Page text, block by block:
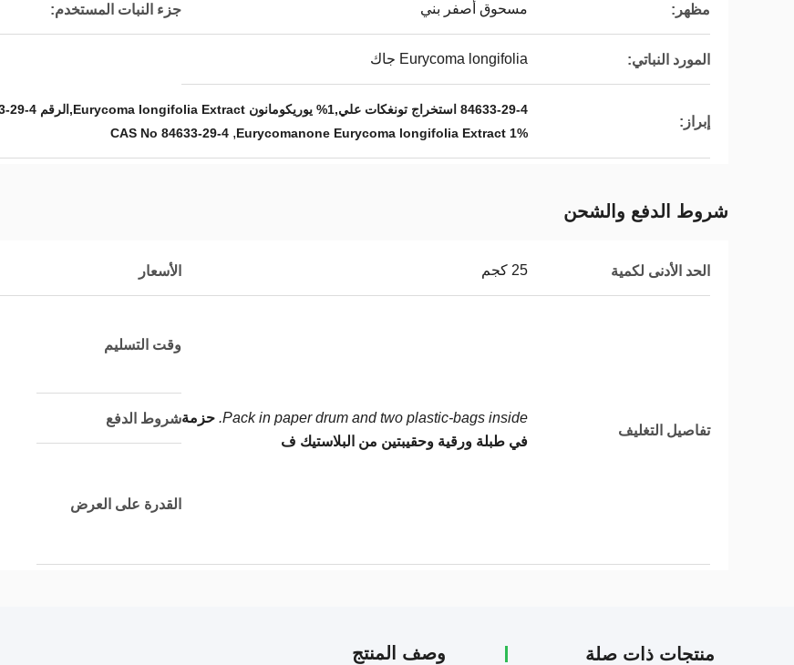
مظهر: مسحوق أصفر بني جزء النبات المستخدم:
المورد النباتي: Eurycoma longifolia جاك
إبراز:
84633-29-4 استخراج تونغكات علي,1% يوريكومانون Eurycoma longifolia Extract,الرقم CAS 84633-29-4
1% Eurycomanone Eurycoma longifolia Extract
,
CAS No 84633-29-4
شروط الدفع والشحن
الحد الأدنى لكمية 25 كجم الأسعار
تفاصيل التغليف
Pack in paper drum and two plastic-bags inside. حزمة
في طبلة ورقية وحقيبتين من البلاستيك ف
وقت التسليم
شروط الدفع
القدرة على العرض
منتجات ذات صلة وصف المنتج